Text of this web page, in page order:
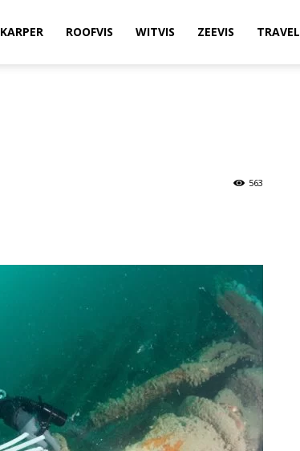
KARPER ROOFVIS WITVIS ZEEVIS TRAVEL
563